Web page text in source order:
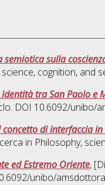
sulla
cognition, and
tra San Paolo e
DOI 10.6092/unibo/
di interfaccia
in Philosophy,
ed Estremo Oriente,
unibo/